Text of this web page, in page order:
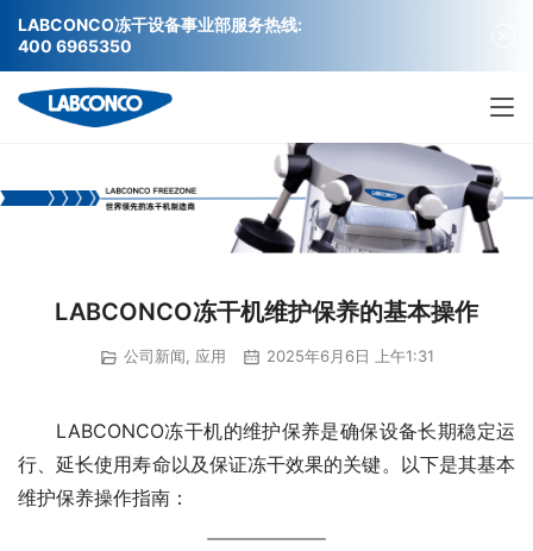
LABCONCO冻干机维护保养的基本操作
公司新闻, 应用 2025年6月6日 上午1:31
LABCONCO冻干机的维护保养是确保设备长期稳定运
行、延长使用寿命以及保证冻干效果的关键。以下是其基本
维护保养操作指南：
LABCONCO冻干设备事业部服务热线:
400 6965350